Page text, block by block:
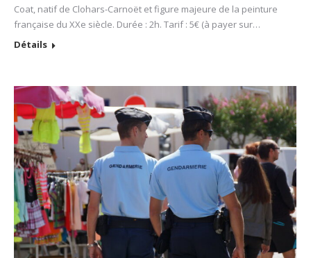
Coat, natif de Clohars-Carnoët et figure majeure de la peinture
française du XXe siècle. Durée : 2h. Tarif : 5€ (à payer sur…
Détails